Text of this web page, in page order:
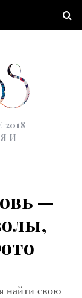
И
—
найти свою